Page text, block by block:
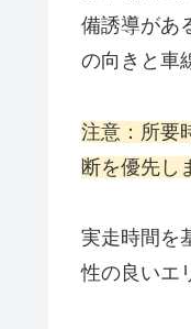
備誘導があ
の向きと車
注意：所要
断を優先し
実走時間を
性の良いエ